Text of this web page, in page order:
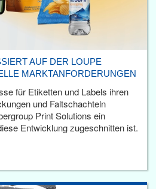
AUF DER LOUPE
MARKTANFORDERUNGEN
für Etiketten und Labels ihren
und Faltschachteln
Print Solutions ein
Entwicklung zugeschnitten ist.